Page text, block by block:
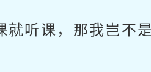
听课，那我岂不